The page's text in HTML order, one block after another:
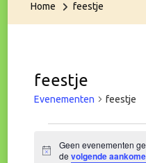
Home feestje
feestje
Evenementen feestje
Bericht
Geen evenementen
devolgende